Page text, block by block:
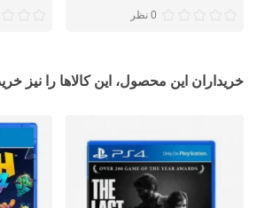
0 نظر
خریداران این محصول، این کالاها را نیز